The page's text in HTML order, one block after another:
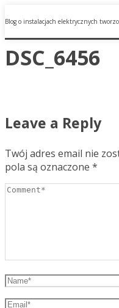
Blog o instalacjach elektrycznych
DSC_6456
Leave a Reply
Twój adres email nie
pola są oznaczone *